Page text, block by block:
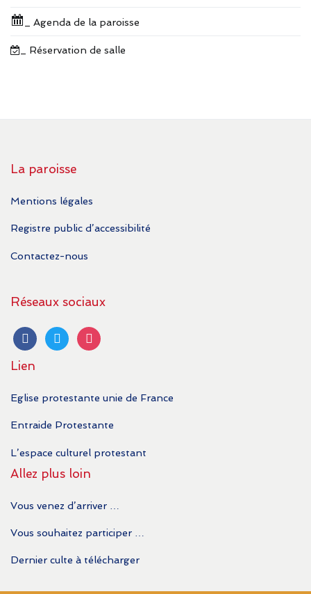
_ Agenda de la paroisse
_ Réservation de salle
La paroisse
Mentions légales
Registre public d’accessibilité
Contactez-nous
Réseaux sociaux
facebooktwitter instagram
Lien
Eglise protestante unie de France
Entraide Protestante
L’espace culturel protestant
Allez plus loin
Vous venez d’arriver …
Vous souhaitez participer …
Dernier culte à télécharger